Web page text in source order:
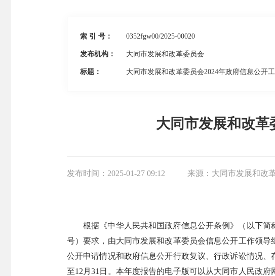
索 引 号： 0352fgw00/2025-00020
发布机构： 大同市发展和改革委员会
标题： 大同市发展和改革委员会2024年政府信息公开
大同市发展和改革
发布时间： 2025-01-27 09:12 来源： 大同市发展和改
根据《中华人民共和国政府信息公开条例》（以下
号）要求，由大同市发展和改革委员会信息公开工作领
公开申请情况和政府信息公开行政复议、行政诉讼情况
至12月31日。本年度报告的电子版可以从大同市人民政